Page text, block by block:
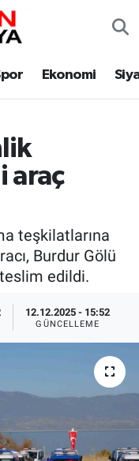
Ekonomi
araç
teşkilatlarına
Burdur Gölü
teslim edildi.
12.12.2025 - 15:52
GÜNCELLEME